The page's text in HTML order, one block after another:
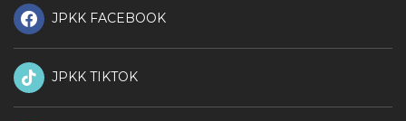
JPKK FACEBOOK
JPKK TIKTOK